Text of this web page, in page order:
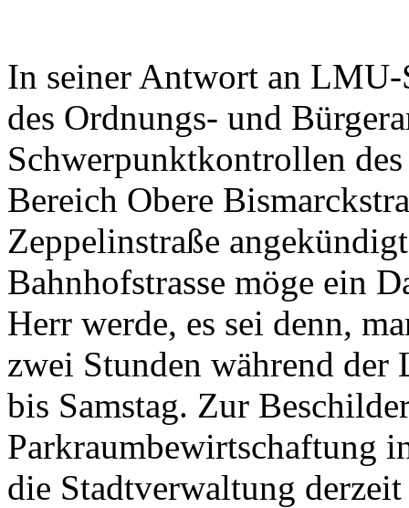
In seiner Antwort an
des Ordnungs- und
Schwerpunktkontrollen
Bereich Obere
Zeppelinstraße
Bahnhofstrasse möge ein
Herr werde, es sei denn,
zwei Stunden während
bis Samstag. Zur
Parkraumbewirtschaftung
die Stadtverwaltung